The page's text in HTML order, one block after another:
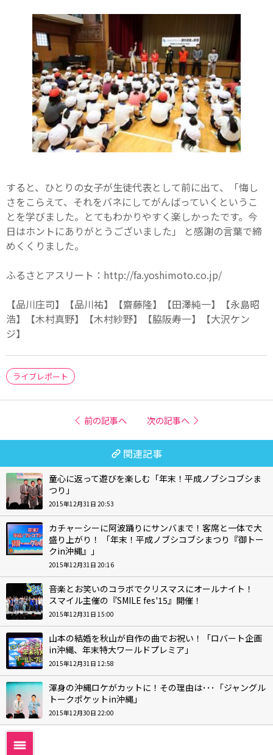
すると、ひとりの女子が生徒代表として前に出て、「悔し
さをこらえて、それをバネにしてがんばっていくというこ
とを学びました。とてもわかりやすく楽しかったです。今
日はホントにありがとうございました」 と感謝の言葉で締
めくくりました。
ふるさとアスリート：http://fa.yoshimoto.co.jp/
【品川庄司】【品川祐】【齋藤隆】【田澤純一】【永島昭
浩】【木村真野】【木村紗野】【脇阪寿一】【大沢ケン
ジ】
ライブレポート
前の記事へ 次の記事へ
関連記事
童心に返って遊びを楽しむ「年末！平成ノブシコブシま
つり」
2015年12月31日 20:53
カチャーシーに阿波踊りにサンバまで！客席と一体で大
盛り上がり！ 「年末！平成ノブシコブシまつり『御トー
クin沖縄』」
2015年12月31日 20:16
音楽とお笑いのコラボでクリスマスにオールナイト！
スマイル主催の『SMILE fes'15』開催！
2015年12月31日 15:00
山本の結婚を秋山が自作の曲でお祝い！「ロバート企画
in沖縄、年末特大ワールドプレミア」
2015年12月31日 12:58
渾身の沖縄ロケがカットに！その理由は･･･「ジャングル
トークポケットin沖縄」
2015年12月30日 22:00